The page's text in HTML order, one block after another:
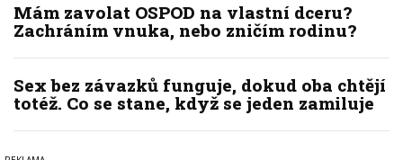
Mám zavolat OSPOD na vlastní dceru?
Zachráním vnuka, nebo zničím rodinu?
Sex bez závazků funguje, dokud oba chtějí
totéž. Co se stane, když se jeden zamiluje